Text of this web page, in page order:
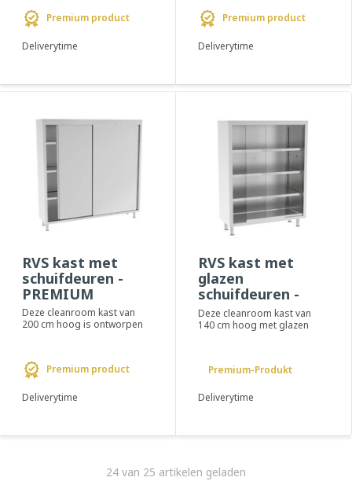
Gemaakt...
Premium product
Deliverytime
Premium product
Deliverytime
RVS kast met
schuifdeuren -
PREMIUM
Deze cleanroom kast van
200 cm hoog is ontworpen
Premium product
Deliverytime
RVS kast met
glazen
schuifdeuren -
PREMIUM
Deze cleanroom kast van
140 cm hoog met glazen
Premium-Produkt
Deliverytime
24 van 25 artikelen geladen